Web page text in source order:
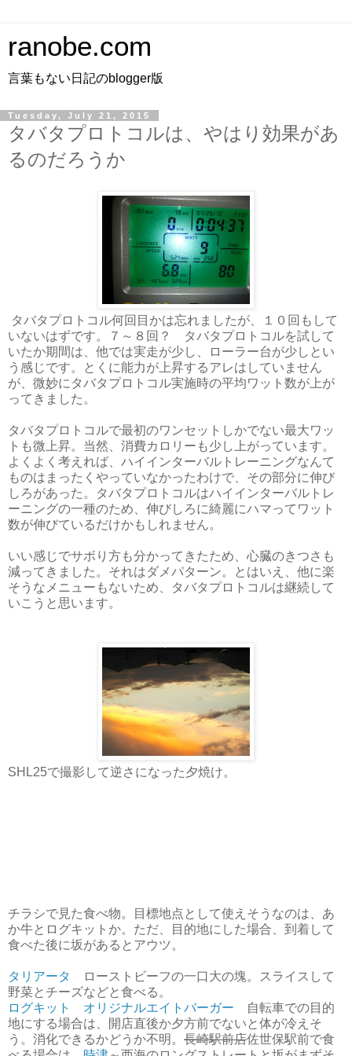
ranobe.com
言葉もない日記のblogger版
Tuesday, July 21, 2015
タバタプロトコルは、やはり効果があ
るのだろうか
タバタプロトコル何回目かは忘れましたが、１０回もして
いないはずです。７～８回？ タバタプロトコルを試して
いたか期間は、他では実走が少し、ローラー台が少しとい
う感じです。とくに能力が上昇するアレはしていません
が、微妙にタバタプロトコル実施時の平均ワット数が上が
ってきました。
タバタプロトコルで最初のワンセットしかでない最大ワッ
トも微上昇。当然、消費カロリーも少し上がっています。
よくよく考えれば、ハイインターバルトレーニングなんて
ものはまったくやっていなかったわけで、その部分に伸び
しろがあった。タバタプロトコルはハイインターバルトレ
ーニングの一種のため、伸びしろに綺麗にハマってワット
数が伸びているだけかもしれません。
いい感じでサボり方も分かってきたため、心臓のきつさも
減ってきました。それはダメパターン。とはいえ、他に楽
そうなメニューもないため、タバタプロトコルは継続して
いこうと思います。
SHL25で撮影して逆さになった夕焼け。
チラシで見た食べ物。目標地点として使えそうなのは、あ
か牛とログキットか。ただ、目的地にした場合、到着して
食べた後に坂があるとアウツ。
タリアータ
ローストビーフの一口大の塊。スライスして
野菜とチーズなどと食べる。
ログキット オリジナルエイトバーガー 自転車での目的
地にする場合は、開店直後か夕方前でないと体が冷えそ
う。消化できるかどうか不明。 長崎駅前店佐世保駅前で食